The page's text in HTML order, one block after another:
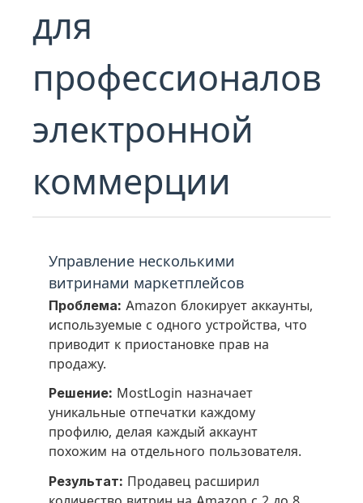
для
профессионалов
электронной
коммерции
Управление несколькими
витринами маркетплейсов
Проблема: Amazon блокирует аккаунты,
используемые с одного устройства, что
приводит к приостановке прав на
продажу.
Решение: MostLogin назначает
уникальные отпечатки каждому
профилю, делая каждый аккаунт
похожим на отдельного пользователя.
Результат: Продавец расширил